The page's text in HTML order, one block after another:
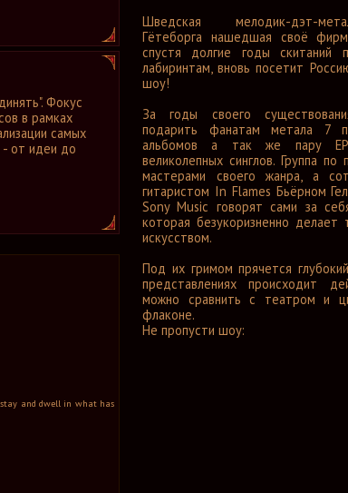
Фокус
в рамках
самых
- от идеи до
stay and dwell in what has
Шведская мелодик-дэт-
Гётеборга нашедшая своё
спустя долгие годы скитаний
лабиринтам, вновь посетит
шоу!
За годы своего
подарить фанатам метала 7
альбомов а так же пару
великолепных синглов. Группа по
мастерами своего жанра, а
гитаристом In Flames Бьёрном
Sony Music говорят сами за
которая безукоризненно делает
искусством.
Под их гримом прячется
представлениях происходит
можно сравнить с театром и
флаконе.
Не пропусти шоу: